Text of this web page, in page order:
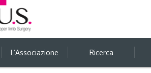
L’Associazione Ricerca